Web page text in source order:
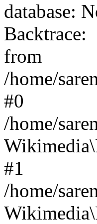
database:
Backtrace:
from
/home/
#0
/home/
#1
/home/